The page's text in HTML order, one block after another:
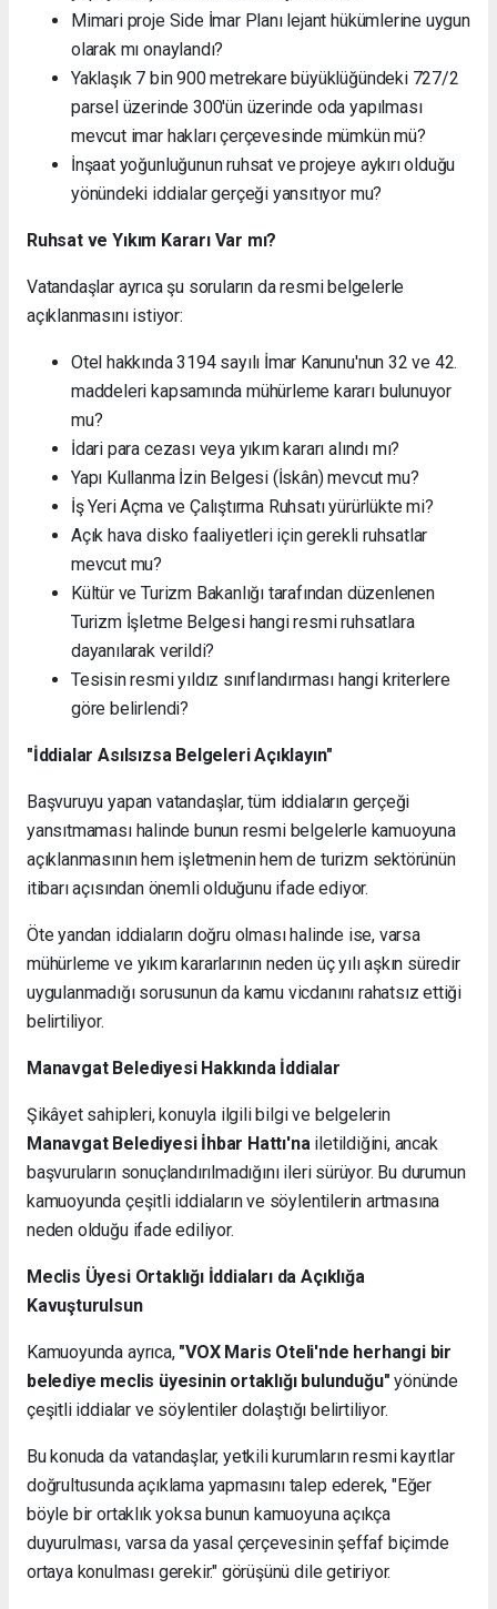
Mimari proje Side İmar Planı lejant hükümlerine uygun
olarak mı onaylandı?
Yaklaşık 7 bin 900 metrekare büyüklüğündeki 727/2
parsel üzerinde 300'ün üzerinde oda yapılması
mevcut imar hakları çerçevesinde mümkün mü?
İnşaat yoğunluğunun ruhsat ve projeye aykırı olduğu
yönündeki iddialar gerçeği yansıtıyor mu?
Ruhsat ve Yıkım Kararı Var mı?
Vatandaşlar ayrıca şu soruların da resmi belgelerle
açıklanmasını istiyor:
Otel hakkında 3194 sayılı İmar Kanunu'nun 32 ve 42.
maddeleri kapsamında mühürleme kararı bulunuyor
mu?
İdari para cezası veya yıkım kararı alındı mı?
Yapı Kullanma İzin Belgesi (İskân) mevcut mu?
İş Yeri Açma ve Çalıştırma Ruhsatı yürürlükte mi?
Açık hava disko faaliyetleri için gerekli ruhsatlar
mevcut mu?
Kültür ve Turizm Bakanlığı tarafından düzenlenen
Turizm İşletme Belgesi hangi resmi ruhsatlara
dayanılarak verildi?
Tesisin resmi yıldız sınıflandırması hangi kriterlere
göre belirlendi?
"İddialar Asılsızsa Belgeleri Açıklayın"
Başvuruyu yapan vatandaşlar, tüm iddiaların gerçeği
yansıtmaması halinde bunun resmi belgelerle kamuoyuna
açıklanmasının hem işletmenin hem de turizm sektörünün
itibarı açısından önemli olduğunu ifade ediyor.
Öte yandan iddiaların doğru olması halinde ise, varsa
mühürleme ve yıkım kararlarının neden üç yılı aşkın süredir
uygulanmadığı sorusunun da kamu vicdanını rahatsız ettiği
belirtiliyor.
Manavgat Belediyesi Hakkında İddialar
Şikâyet sahipleri, konuyla ilgili bilgi ve belgelerin
Manavgat Belediyesi İhbar Hattı'na iletildiğini, ancak
başvuruların sonuçlandırılmadığını ileri sürüyor. Bu durumun
kamuoyunda çeşitli iddiaların ve söylentilerin artmasına
neden olduğu ifade ediliyor.
Meclis Üyesi Ortaklığı İddiaları da Açıklığa
Kavuşturulsun
Kamuoyunda ayrıca, "VOX Maris Oteli'nde herhangi bir
belediye meclis üyesinin ortaklığı bulunduğu" yönünde
çeşitli iddialar ve söylentiler dolaştığı belirtiliyor.
Bu konuda da vatandaşlar, yetkili kurumların resmi kayıtlar
doğrultusunda açıklama yapmasını talep ederek, "Eğer
böyle bir ortaklık yoksa bunun kamuoyuna açıkça
duyurulması, varsa da yasal çerçevesinin şeffaf biçimde
ortaya konulması gerekir." görüşünü dile getiriyor.